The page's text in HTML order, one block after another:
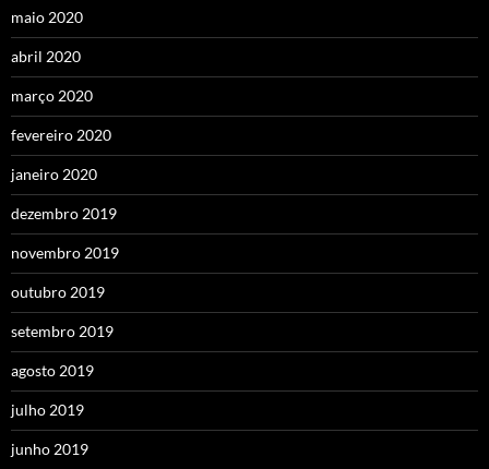
maio 2020
abril 2020
março 2020
fevereiro 2020
janeiro 2020
dezembro 2019
novembro 2019
outubro 2019
setembro 2019
agosto 2019
julho 2019
junho 2019